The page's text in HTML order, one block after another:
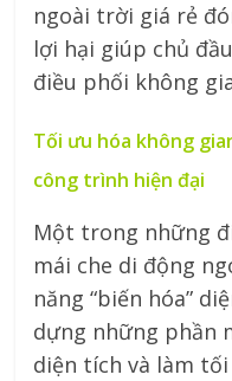
ngoài trời giá rẻ
lợi hại giúp chủ
điều phối không
Tối ưu hóa không
công trình hiện đại
Một trong những
mái che di động
năng “biến hóa”
dựng những phần
diện tích và làm